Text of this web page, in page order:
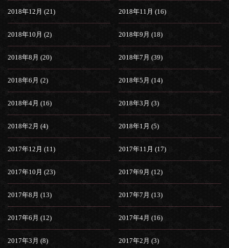
2018年12月 (21) 2018年11月 (16)
2018年10月 (2) 2018年9月 (18)
2018年8月 (20) 2018年7月 (39)
2018年6月 (2) 2018年5月 (14)
2018年4月 (16) 2018年3月 (3)
2018年2月 (4) 2018年1月 (5)
2017年12月 (11) 2017年11月 (17)
2017年10月 (23) 2017年9月 (12)
2017年8月 (13) 2017年7月 (13)
2017年6月 (12) 2017年4月 (16)
2017年3月 (8) 2017年2月 (3)